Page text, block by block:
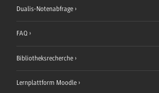
Dualis-Notenabfrage
FAQ
Bibliotheksrecherche
Lernplattform Moodle